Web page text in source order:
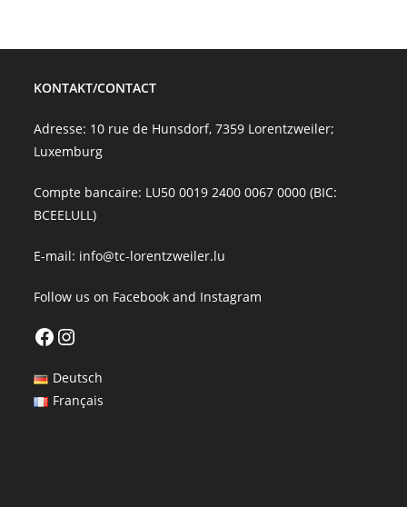
KONTAKT/CONTACT
Adresse: 10 rue de Hunsdorf, 7359 Lorentzweiler;
Luxemburg
Compte bancaire: LU50 0019 2400 0067 0000 (BIC:
BCEELULL)
E-mail: info@tc-lorentzweiler.lu
Follow us on Facebook and Instagram
FacebookInstagram
Deutsch
Français